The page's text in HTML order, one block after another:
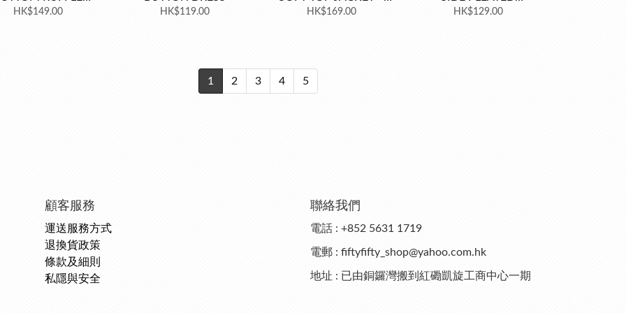
PANTS
HK$149.00 HK$119.00
DRESS SET
HK$169.00
CHIFFON TOP
HK$129.00
1 2 3 4 5
顧客服務
運送服務方式
退換貨政策
條款及細則
私隱與安全
聯絡我們
電話 : +852 5631 1719
電郵 : fiftyfifty_shop@yahoo.com.hk
地址 : 已由銅鑼灣搬到紅磡凱旋工商中心一期